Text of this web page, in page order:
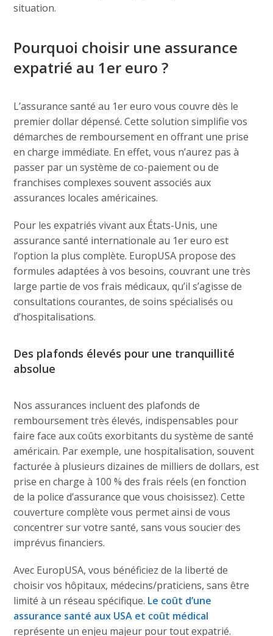
situation.
Pourquoi choisir une assurance
expatrié au 1er euro ?
L’assurance santé au 1er euro vous couvre dès le
premier dollar dépensé. Cette solution simplifie vos
démarches de remboursement en offrant une prise
en charge immédiate. En effet, vous n’aurez pas à
passer par un système de co-paiement ou de
franchises complexes souvent associés aux
assurances locales américaines.
Pour les expatriés vivant aux États-Unis, une
assurance santé internationale au 1er euro est
l’option la plus complète. EuropUSA propose des
formules adaptées à vos besoins, couvrant une très
large partie de vos frais médicaux, qu’il s’agisse de
consultations courantes, de soins spécialisés ou
d’hospitalisations.
Des plafonds élevés pour une tranquillité
absolue
Nos assurances incluent des plafonds de
remboursement très élevés, indispensables pour
faire face aux coûts exorbitants du système de santé
américain. Par exemple, une hospitalisation, souvent
facturée à plusieurs dizaines de milliers de dollars, est
prise en charge à 100 % des frais réels (en fonction
de la police d’assurance que vous choisissez). Cette
couverture complète vous permet ainsi de vous
concentrer sur votre santé, sans vous soucier des
imprévus financiers.
Avec EuropUSA, vous bénéficiez de la liberté de
choisir vos hôpitaux, médecins/praticiens, sans être
limité à un réseau spécifique. Le coût d’une
assurance santé aux USA et coût médical
représente un enjeu majeur pour tout expatrié.